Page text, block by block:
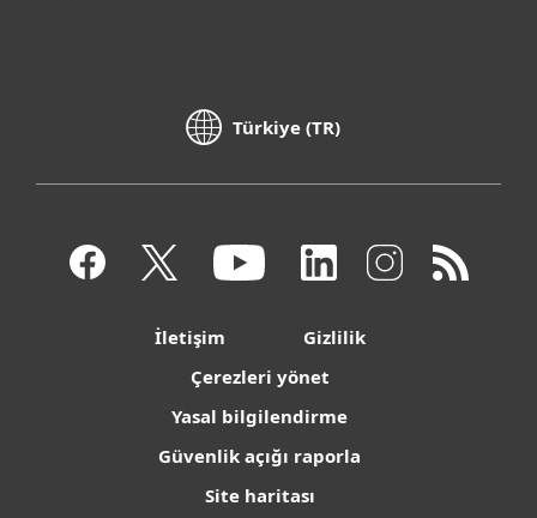
Türkiye (TR)
İletişim
Gizlilik
Çerezleri yönet
Yasal bilgilendirme
Güvenlik açığı raporla
Site haritası